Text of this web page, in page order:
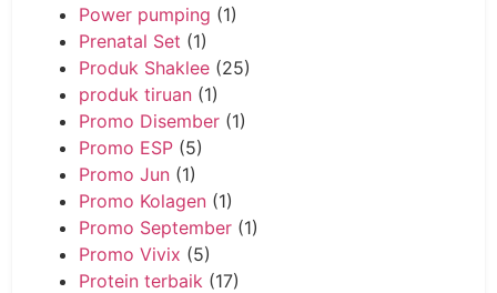
Power pumping (1)
Prenatal Set (1)
Produk Shaklee (25)
produk tiruan (1)
Promo Disember (1)
Promo ESP (5)
Promo Jun (1)
Promo Kolagen (1)
Promo September (1)
Promo Vivix (5)
Protein terbaik (17)